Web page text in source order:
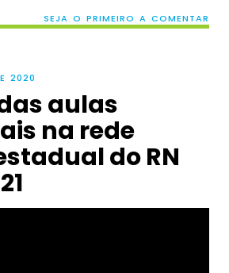
SEJA O PRIMEIRO A COMENTAR
2020
aulas
na rede
do RN